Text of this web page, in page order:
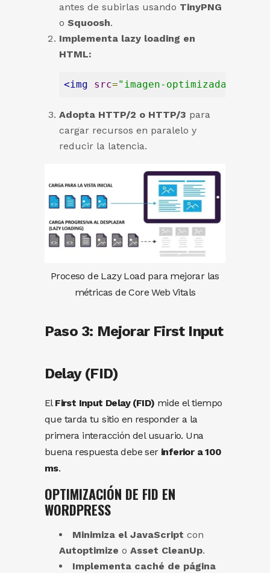
antes de subirlas usando TinyPNG
o Squoosh.
Implementa lazy loading en
HTML:
<img src="imagen-optimizada.webp"
Adopta HTTP/2 o HTTP/3 para
cargar recursos en paralelo y
reducir la latencia.
Proceso de Lazy Load para mejorar las
métricas de Core Web Vitals
Paso 3: Mejorar First Input
Delay (FID)
El First Input Delay (FID) mide el tiempo
que tarda tu sitio en responder a la
primera interacción del usuario. Una
buena respuesta debe ser inferior a 100
ms.
OPTIMIZACIÓN DE FID EN
WORDPRESS
Minimiza el JavaScript con
Autoptimize o Asset CleanUp.
Implementa caché de página